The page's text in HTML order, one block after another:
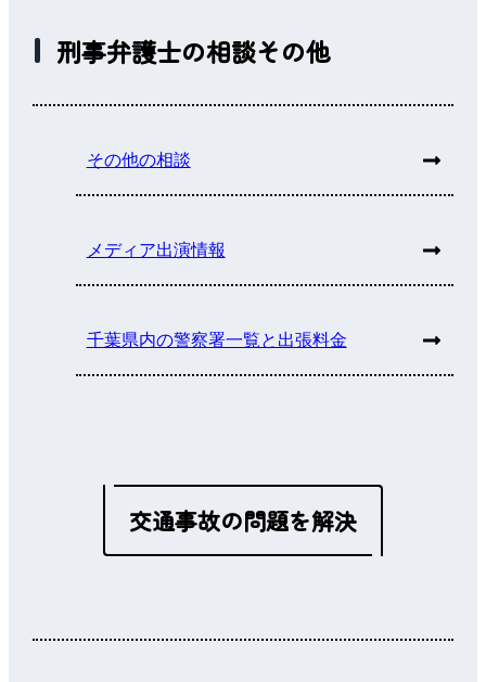
刑事弁護士の相談その他
その他の相談
メディア出演情報
千葉県内の警察署一覧と出張料金
交通事故の問題を解決